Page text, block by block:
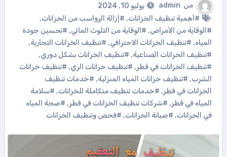
من admin
يوليو 10, 2024
#أهمية تنظيف الخزانات, #إزالة الرواسب من الخزانات,
#الوقاية من الأمراض, #الوقاية من التلوث المائي, #تحسين جودة
المياه, #تنظيف الخزانات الاحترافي, #تنظيف الخزانات التجارية,
#تنظيف الخزانات الصناعية, #تنظيف الخزانات بشكل دوري,
#تنظيف الخزانات في قطر, #تنظيف خزانات الري, #تنظيف خزانات
الشرب, #تنظيف خزانات المياه المنزلية, #خدمات تنظيف
الخزانات في قطر, #خدمات تنظيف متكاملة للخزانات, #سلامة
المياه في قطر, #شركات تنظيف الخزانات في قطر, #صحة المياه
في الخزانات, #صيانة الخزانات, #فحص وتنظيف الخزانات